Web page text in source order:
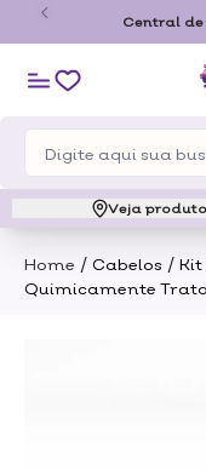
Central
Veja
Home / Cabelos / Kit
Quimicamente